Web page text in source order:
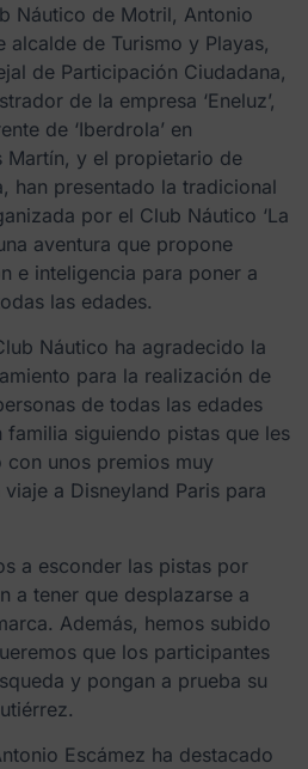
Náutico de Motril, Antonio
alcalde de Turismo y Playas,
de Participación Ciudadana,
de la empresa ‘Eneluz’,
de ‘Iberdrola’ en
Martín, y el propietario de
han presentado la tradicional
por el Club Náutico ‘La
aventura que propone
e inteligencia para poner a
las edades.
Náutico ha agradecido la
para la realización de
de todas las edades
familia siguiendo pistas que les
unos premios muy
a Disneyland Paris para
a esconder las pistas por
a tener que desplazarse a
Además, hemos subido
que los participantes
y pongan a prueba su
Escámez ha destacado